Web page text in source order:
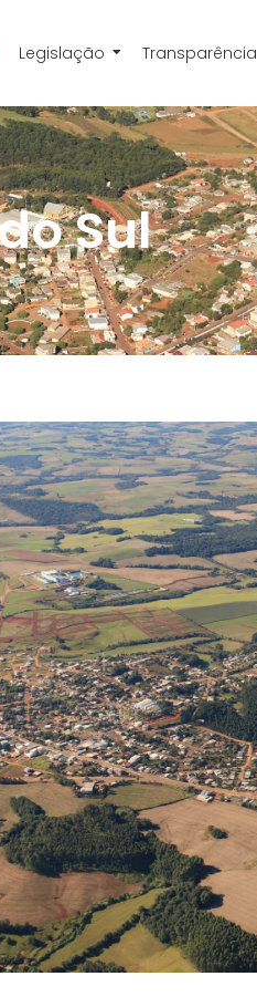
Legislação Transparência
Sul